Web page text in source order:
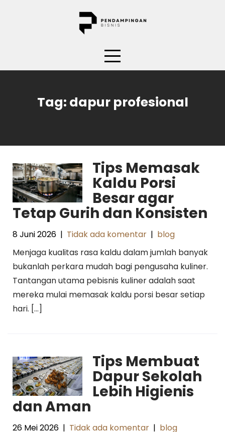
Tag: dapur profesional
Tips Memasak
Kaldu Porsi
Besar agar
Tetap Gurih dan Konsisten
8 Juni 2026 | Tidak ada komentar | blog
Menjaga kualitas rasa kaldu dalam jumlah banyak
bukanlah perkara mudah bagi pengusaha kuliner.
Tantangan utama pebisnis kuliner adalah saat
mereka mulai memasak kaldu porsi besar setiap
hari. […]
Tips Membuat
Dapur Sekolah
Lebih Higienis
dan Aman
26 Mei 2026 | Tidak ada komentar | blog